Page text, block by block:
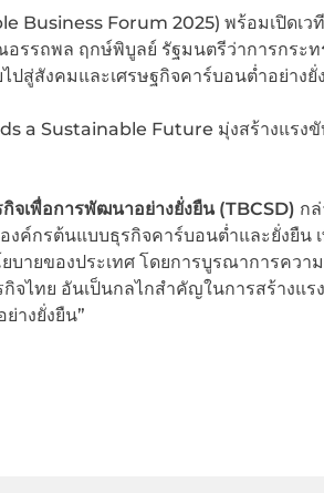
Business Forum 2025) พร้อมเปิดเว
รรถพล ฤกษ์พิบูลย์ รัฐมนตรีว่าการกระท
ปสู่สังคมและเศรษฐกิจคาร์บอนต่ำอย่างยั่
a Sustainable Future มุ่งสร้างแรง
เพื่อการพัฒนาอย่างยั่งยืน (TBCSD) ก
ค์กรต้นแบบธุรกิจคาร์บอนต่ำและยั่งยืน
ายของประเทศ โดยการบูรณาการคว
ไทย อันเป็นกลไกสำคัญในการสร้างแร
างยั่งยืน”